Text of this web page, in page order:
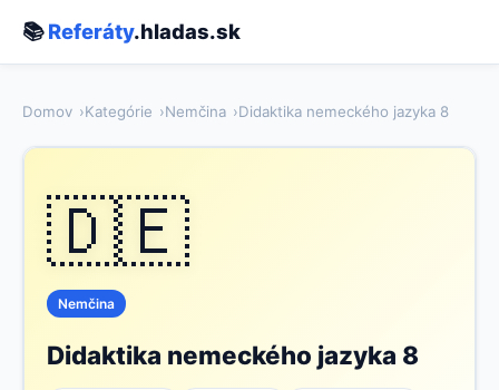
📚Referáty.hladas.sk
Domov Kategórie Nemčina Didaktika nemeckého jazyka 8
🇩🇪
Nemčina
Didaktika nemeckého jazyka 8